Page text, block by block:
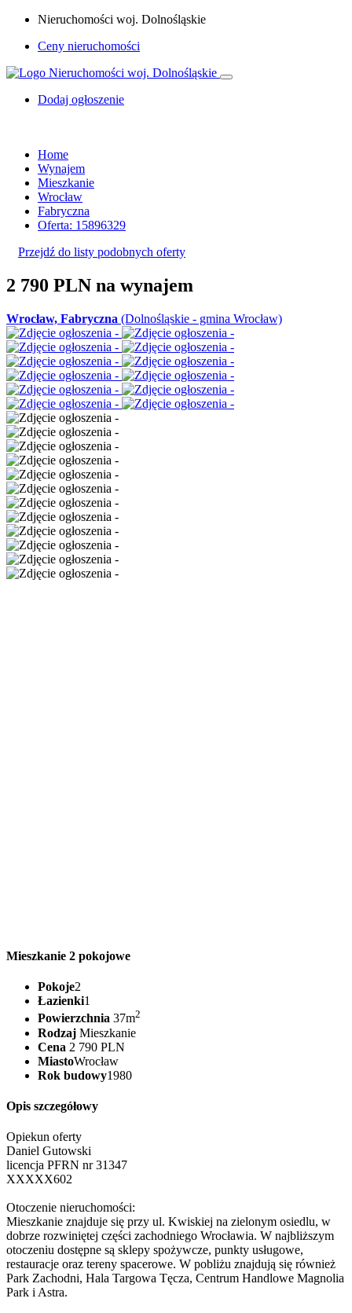
Nieruchomości woj. Dolnośląskie
Ceny nieruchomości
Dodaj ogłoszenie
Home
Wynajem
Mieszkanie
Wrocław
Fabryczna
Oferta: 15896329
Przejdź do listy podobnych oferty
2 790 PLN na wynajem
Wrocław, Fabryczna (Dolnośląskie - gmina Wrocław)
Mieszkanie 2 pokojowe
Pokoje2
Łazienki1
Powierzchnia 37m2
Rodzaj Mieszkanie
Cena 2 790 PLN
MiastoWrocław
Rok budowy1980
Opis szczegółowy
Opiekun oferty
Daniel Gutowski
licencja PFRN nr 31347
XXXXX602
Otoczenie nieruchomości:
Mieszkanie znajduje się przy ul. Kwiskiej na zielonym osiedlu, w
dobrze rozwiniętej części zachodniego Wrocławia. W najbliższym
otoczeniu dostępne są sklepy spożywcze, punkty usługowe,
restauracje oraz tereny spacerowe. W pobliżu znajdują się również
Park Zachodni, Hala Targowa Tęcza, Centrum Handlowe Magnolia
Park i Astra.